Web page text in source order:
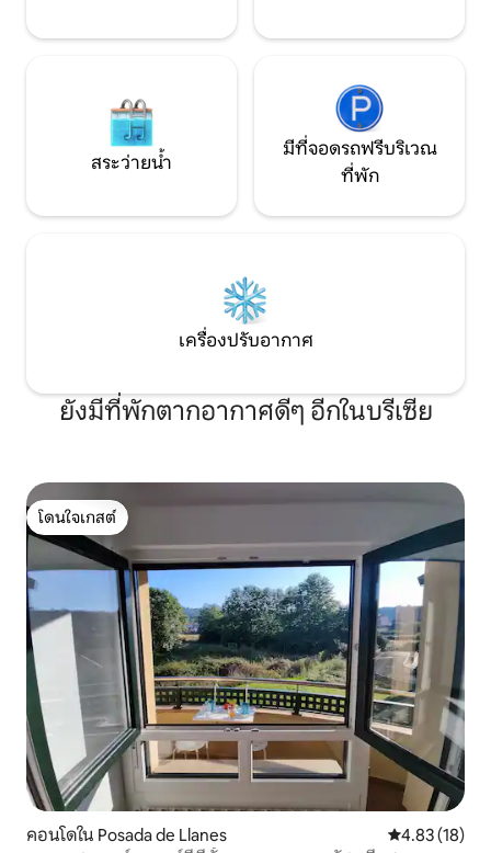
ทำความสะอาดเตารีด ห่างจากชายหาด
จัดให้อพาร์ทเมนท์ที่เฉพาะเจาะจง อพาร์ท
เมนท์อาจมีห้องครัวและห้องนั่งเล่นอยู่ด้วย
กันหรือแยกกัน
สระว่ายน้ำ
มีที่จอดรถฟรีบริเวณ
ที่พัก
เครื่องปรับอากาศ
ยังมีที่พักตากอากาศดีๆ อีกในบรีเซีย
โดนใจเกสต์
โดนใจเกสต์
คอนโดใน Posada de Llanes คะแนนเฉลี่ย
4.83 (18)